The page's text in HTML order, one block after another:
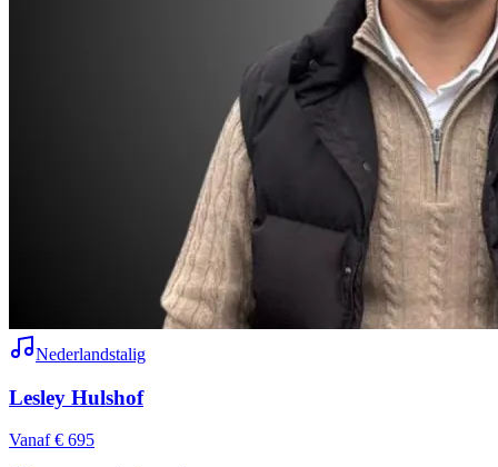
Nederlandstalig
Lesley Hulshof
Vanaf € 695